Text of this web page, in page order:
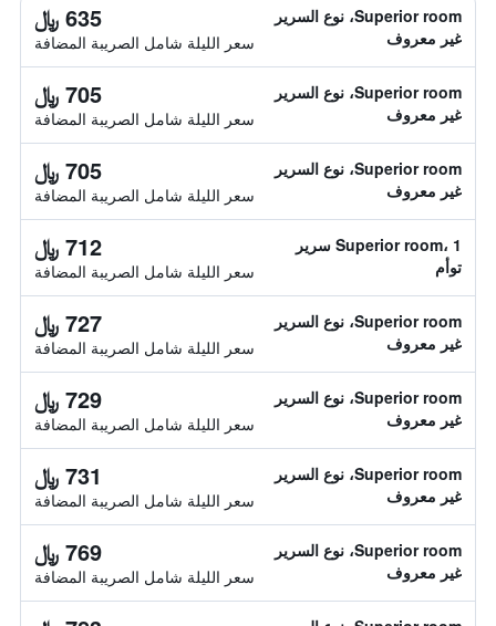
Superior room، نوع السرير
غير معروف
635 ﷼
سعر الليلة شامل الصريبة المضافة
Superior room، نوع السرير
غير معروف
705 ﷼
سعر الليلة شامل الصريبة المضافة
Superior room، نوع السرير
غير معروف
705 ﷼
سعر الليلة شامل الصريبة المضافة
Superior room، 1 سرير
توأم
712 ﷼
سعر الليلة شامل الصريبة المضافة
Superior room، نوع السرير
غير معروف
727 ﷼
سعر الليلة شامل الصريبة المضافة
Superior room، نوع السرير
غير معروف
729 ﷼
سعر الليلة شامل الصريبة المضافة
Superior room، نوع السرير
غير معروف
731 ﷼
سعر الليلة شامل الصريبة المضافة
Superior room، نوع السرير
غير معروف
769 ﷼
سعر الليلة شامل الصريبة المضافة